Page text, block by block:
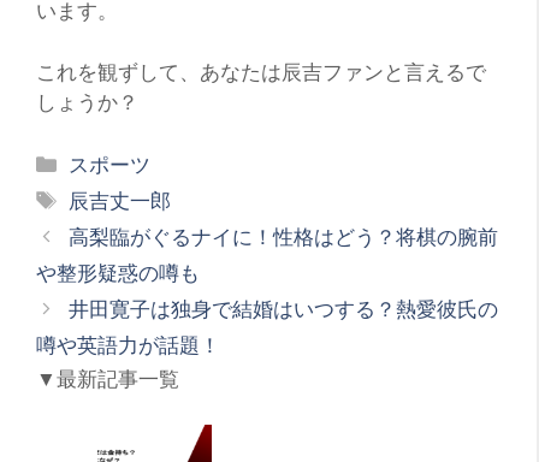
います。
これを観ずして、あなたは辰吉ファンと言えるで
しょうか？
カ
テ
ゴ
リ
ー
スポーツ
タ
グ
辰吉丈一郎
高梨臨がぐるナイに！性格はどう？将棋の腕前
や整形疑惑の噂も
井田寛子は独身で結婚はいつする？熱愛彼氏の
噂や英語力が話題！
▼最新記事一覧